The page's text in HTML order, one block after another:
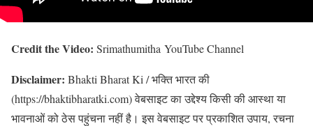
Credit the Video: Srimathumitha YouTube Channel
Disclaimer: Bhakti Bharat Ki / भक्ति भारत की
(https://bhaktibharatki.com) वेबसाइट का उद्देश्य किसी की आस्था या
भावनाओं को ठेस पहुंचना नहीं है। इस वेबसाइट पर प्रकाशित उपाय, रचना